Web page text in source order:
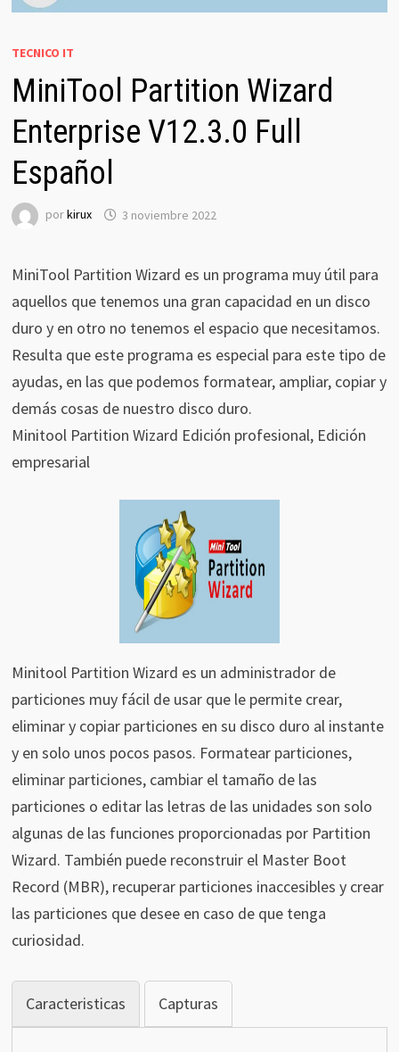
TECNICO IT
MiniTool Partition Wizard
Enterprise V12.3.0 Full
Español
porkirux 3 noviembre 2022
MiniTool Partition Wizard es un programa muy útil para
aquellos que tenemos una gran capacidad en un disco
duro y en otro no tenemos el espacio que necesitamos.
Resulta que este programa es especial para este tipo de
ayudas, en las que podemos formatear, ampliar, copiar y
demás cosas de nuestro disco duro.
Minitool Partition Wizard Edición profesional, Edición
empresarial
Minitool Partition Wizard es un administrador de
particiones muy fácil de usar que le permite crear,
eliminar y copiar particiones en su disco duro al instante
y en solo unos pocos pasos. Formatear particiones,
eliminar particiones, cambiar el tamaño de las
particiones o editar las letras de las unidades son solo
algunas de las funciones proporcionadas por Partition
Wizard. También puede reconstruir el Master Boot
Record (MBR), recuperar particiones inaccesibles y crear
las particiones que desee en caso de que tenga
curiosidad.
Caracteristicas Capturas